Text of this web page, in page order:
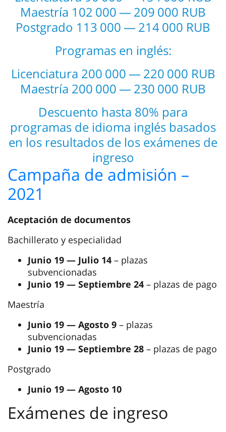
Maestría 102 000 — 209 000 RUB
Postgrado 113 000 — 214 000 RUB
Programas en inglés:
Licenciatura 200 000 — 220 000 RUB
Maestría 200 000 — 230 000 RUB
Descuento hasta 80% para
programas de idioma inglés basados
en los resultados de los exámenes de
ingreso
Campaña de admisión –
2021
Aceptación de documentos
Bachillerato y especialidad
Junio 19 — Julio 14 – plazas
subvencionadas
Junio 19 — Septiembre 24 – plazas de pago
Maestría
Junio 19 — Agosto 9 – plazas
subvencionadas
Junio 19 — Septiembre 28 – plazas de pago
Postgrado
Junio 19 — Agosto 10
Exámenes de ingreso